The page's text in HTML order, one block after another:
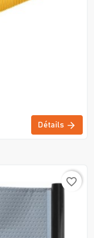
Détails
favorite_border